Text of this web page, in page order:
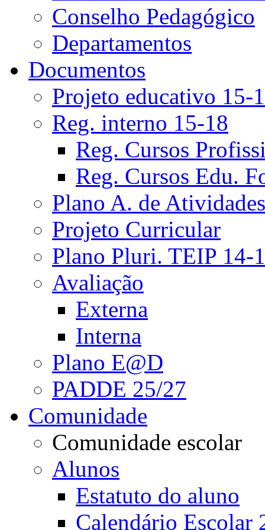
Conselho Pedagógico
Departamentos
Documentos
Projeto educativo 15-
Reg. interno 15-18
Reg. Cursos
Reg. Cursos Edu.
Plano A. de Atividades
Projeto Curricular
Plano Pluri. TEIP 14-
Avaliação
Externa
Interna
Plano E@D
PADDE 25/27
Comunidade
Comunidade escolar
Alunos
Estatuto do aluno
Calendário Escolar